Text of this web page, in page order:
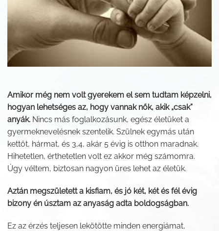
Amikor még nem volt gyerekem el sem tudtam képzelni,
hogyan lehetséges az, hogy vannak nők, akik „csak”
anyák. Nincs más foglalkozásunk, egész életüket a
gyermeknevelésnek szentelik. Szülnek egymás után
kettőt, hármat, és 3,4, akár 5 évig is otthon maradnak.
Hihetetlen, érthetetlen volt ez akkor még számomra.
Úgy véltem, biztosan nagyon üres lehet az életük.
Aztán megszületett a kisfiam, és jó két, két és fél évig
bizony én úsztam az anyaság adta boldogságban.
Ez az érzés teljesen lekötötte minden energiámat,